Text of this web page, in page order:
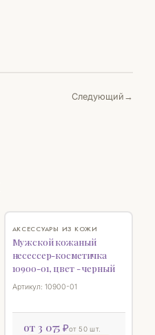
Следующий
АКСЕССУАРЫ ИЗ КОЖИ
Мужской кожаный
несессер-косметичка
10900-01, цвет - черный
Артикул: 10900-01
от 3 075 ₽от 50 шт.